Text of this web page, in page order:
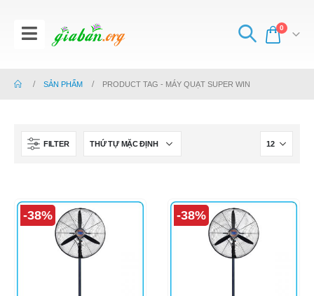
0
SẢN PHẨM PRODUCT TAG - MÁY QUẠT SUPER WIN
FILTER
-38% -38%